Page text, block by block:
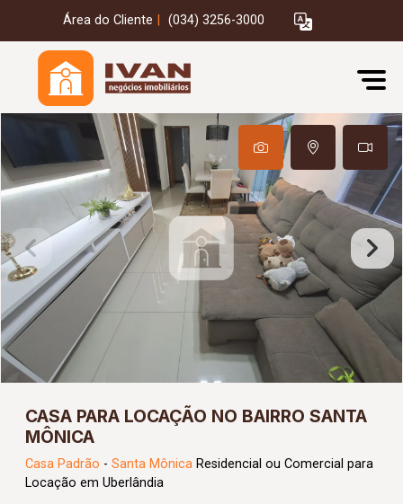
Área do Cliente (034) 3256-3000
CASA PARA LOCAÇÃO NO BAIRRO SANTA
MÔNICA
Casa Padrão - Santa Mônica Residencial ou Comercial para
Locação em Uberlândia